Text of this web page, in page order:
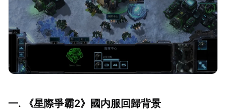
一. 《星際爭霸2》國内服回歸背景